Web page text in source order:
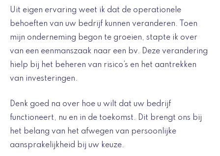
Uit eigen ervaring weet ik dat de operationele
behoeften van uw bedrijf kunnen veranderen. Toen
mijn onderneming begon te groeien, stapte ik over
van een eenmanszaak naar een bv. Deze verandering
hielp bij het beheren van risico’s en het aantrekken
van investeringen.
Denk goed na over hoe u wilt dat uw bedrijf
functioneert, nu en in de toekomst. Dit brengt ons bij
het belang van het afwegen van persoonlijke
aansprakelijkheid bij uw keuze.